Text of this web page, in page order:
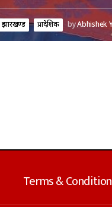
झारखण्ड प्रादेशिक byAbhishek
Terms &